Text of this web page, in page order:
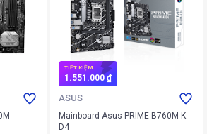
TIẾT KIỆM
1.551.000 ₫
ASUS
Mainboard Asus PRIME B760M-K
D4